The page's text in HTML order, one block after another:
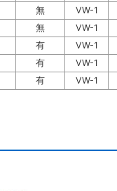
無
VW-1
無
VW-1
有
VW-1
有
VW-1
有 VW-1